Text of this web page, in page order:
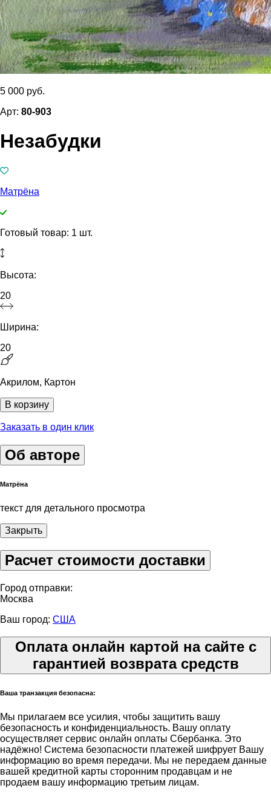
5 000 руб.
Арт: 80-903
Незабудки
Матрёна
Готовый товар: 1 шт.
Высота:
20
Ширина:
20
Акрилом, Картон
В корзину
Заказать в один клик
Об авторе
Матрёна
текст для детального просмотра
Закрыть
Расчет стоимости доставки
Город отправки:
Москва
Ваш город: США
Оплата онлайн картой на сайте с
гарантией возврата средств
Ваша транзакция безопасна:
Мы прилагаем все усилия, чтобы защитить вашу
безопасность и конфиденциальность. Вашу оплату
осуществляет сервис онлайн оплаты Сбербанка. Это
надёжно! Система безопасности платежей шифрует Вашу
информацию во время передачи. Мы не передаем данные
вашей кредитной карты сторонним продавцам и не
продаем вашу информацию третьим лицам.